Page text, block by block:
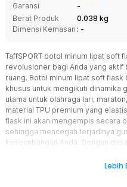
Garansi
-
Berat Produk
0.038 kg
Dimensi Kemasan : -
TaffSPORT botol minum lipat soft
revolusioner bagi Anda yang
ruang. Botol minum lipat soft
khusus untuk mengikuti dinamika
utama untuk olahraga lari,
material TPU premium yang
flask ini akan mengempis secara
sehingga mencegah terjadinya
keseimbangan Anda. Dengan
botol ini dapat disimpan dengan
Lebih